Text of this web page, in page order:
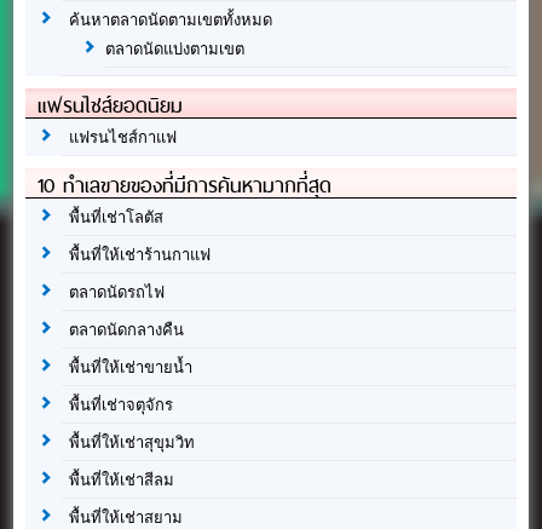
ค้นหาตลาดนัดตามเขตทั้งหมด
ตลาดนัดแบ่งตามเขต
แฟรนไชส์ยอดนิยม
แฟรนไชส์กาแฟ
10 ทำเลขายของที่มีการค้นหามากที่สุด
พื้นที่เช่าโลตัส
พื้นที่ให้เช่าร้านกาแฟ
ตลาดนัดรถไฟ
ตลาดนัดกลางคืน
พื้นที่ให้เช่าขายน้ำ
พื้นที่เช่าจตุจักร
พื้นที่ให้เช่าสุขุมวิท
พื้นที่ให้เช่าสีลม
พื้นที่ให้เช่าสยาม